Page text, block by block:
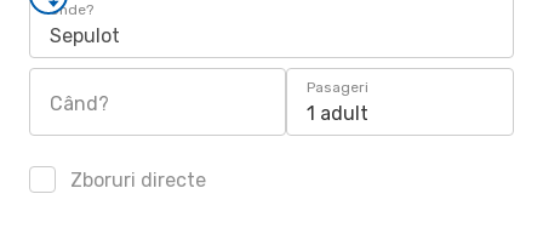
Unde?
Sepulot
Când?
Pasageri
1 adult
Zboruri directe